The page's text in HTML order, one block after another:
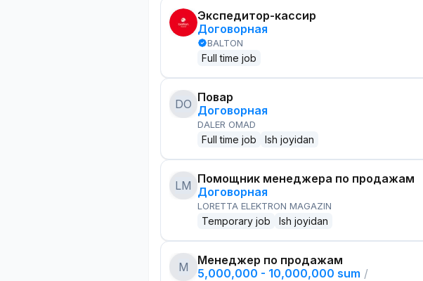
Экспедитор-кассир
Договорная
BALTON
Full time job
DO Повар
Договорная
DALER OMAD
Full time job Ish joyidan
LM Помощник менеджера по продажам
Договорная
LORETTA ELEKTRON MAGAZIN
Temporary job Ish joyidan
M
Менеджер по продажам
5,000,000 - 10,000,000 sum /